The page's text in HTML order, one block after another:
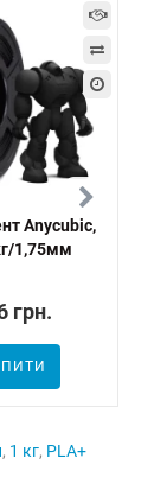
Anycubic,
1,75мм
грн.
, 1 кг, PLA+